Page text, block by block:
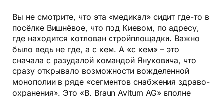
Вы не смотрите, что эта «медикал» сидит где-то в
посёлке Вишнёвое, что под Киевом, по адресу,
где находится котлован стройплощадки. Важно
было ведь не где, а с кем. А «с кем» – это
сначала с разудалой командой Януковича, что
сразу открывало возможности вожделенной
монополии в ряде «сегментов снабжения здраво­
охранения». Это «В. Braun Avitum AG» вполне